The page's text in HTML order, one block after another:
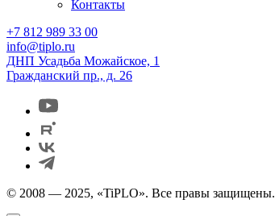
Контакты
+7 812 989 33 00
info@tiplo.ru
ДНП Усадьба Можайское, 1
Гражданский пр., д. 26
© 2008 — 2025, «TiPLO». Все правы защищены.